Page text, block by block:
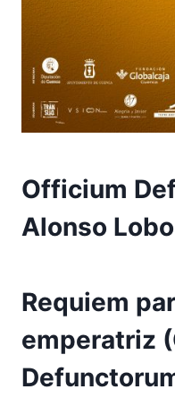
Officium
Alonso Lobo
Requiem
emperatriz